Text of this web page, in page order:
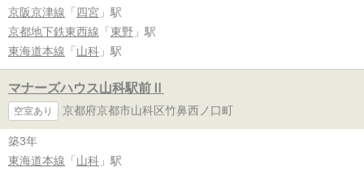
京阪京津線 「 四宮 」駅
京都地下鉄東西線 「 東野 」駅
東海道本線 「 山科 」駅
マナーズハウス山科駅前Ⅱ
空室あり 京都府京都市山科区竹鼻西ノ口町
築3年
東海道本線 「 山科 」駅